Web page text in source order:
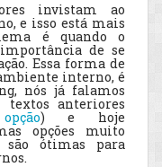
invistam ao
e isso está mais
é quando o
de se
Essa forma de
interno, é
nós já falamos
textos anteriores
) e hoje
opções muito
são ótimas para